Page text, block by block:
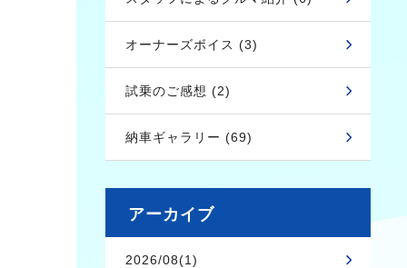
オーナーズボイス (3)
試乗のご感想 (2)
納車ギャラリー (69)
アーカイブ
2026/08(1)